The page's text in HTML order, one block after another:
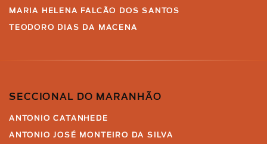
MARIA HELENA FALCÃO DOS SANTOS
TEODORO DIAS DA MACENA
SECCIONAL DO MARANHÃO
ANTONIO CATANHEDE
ANTONIO JOSÉ MONTEIRO DA SILVA